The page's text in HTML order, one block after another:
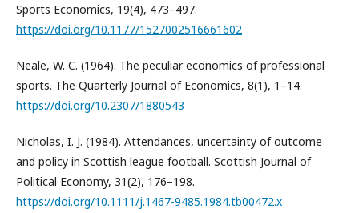
Sports Economics, 19(4), 473–497.
https://doi.org/10.1177/1527002516661602
Neale, W. C. (1964). The peculiar economics of professional
sports. The Quarterly Journal of Economics, 8(1), 1–14.
https://doi.org/10.2307/1880543
Nicholas, I. J. (1984). Attendances, uncertainty of outcome
and policy in Scottish league football. Scottish Journal of
Political Economy, 31(2), 176–198.
https://doi.org/10.1111/j.1467-9485.1984.tb00472.x